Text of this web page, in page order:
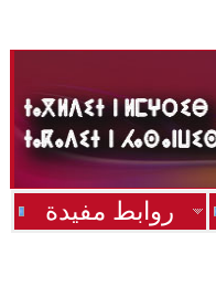
روابط مفيدة